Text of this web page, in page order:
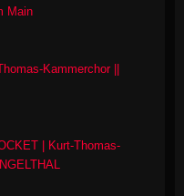
Main
Kammerchor ||
| Kurt-Thomas-